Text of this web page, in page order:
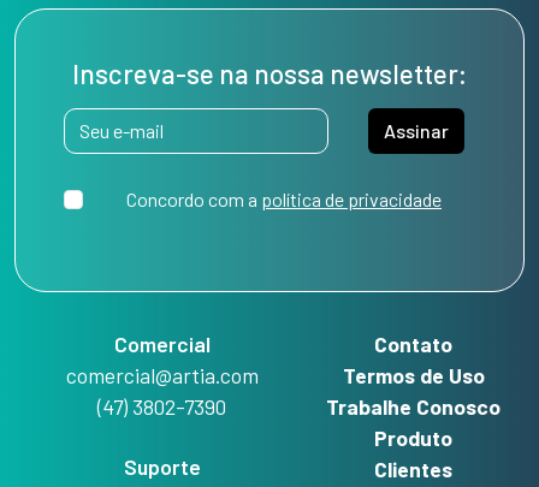
Inscreva-se na nossa newsletter:
Assinar
Concordo com a política de privacidade
Comercial
comercial@artia.com
(47) 3802-7390
Suporte
Contato
Termos de Uso
Trabalhe Conosco
Produto
Clientes